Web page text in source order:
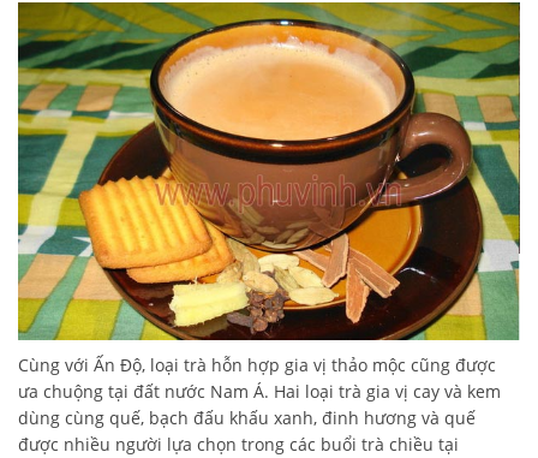
Cùng với Ấn Độ, loại trà hỗn hợp gia vị thảo mộc cũng được
ưa chuộng tại đất nước Nam Á. Hai loại trà gia vị cay và kem
dùng cùng quế, bạch đấu khấu xanh, đinh hương và quế
được nhiều người lựa chọn trong các buổi trà chiều tại